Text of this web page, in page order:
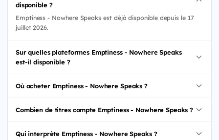
disponible ?
Emptiness - Nowhere Speaks est déjà disponible depuis le 17
juillet 2026.
Sur quelles plateformes Emptiness - Nowhere Speaks
est-il disponible ?
Où acheter Emptiness - Nowhere Speaks ?
Combien de titres compte Emptiness - Nowhere Speaks ?
Qui interprète Emptiness - Nowhere Speaks ?